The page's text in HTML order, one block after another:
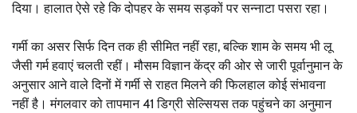
दिया। हालात ऐसे रहे कि दोपहर के समय सड़कों पर सन्नाटा पसरा रहा।
गर्मी का असर सिर्फ दिन तक ही सीमित नहीं रहा, बल्कि शाम के समय भी लू
जैसी गर्म हवाएं चलती रहीं। मौसम विज्ञान केंद्र की ओर से जारी पूर्वानुमान के
अनुसार आने वाले दिनों में गर्मी से राहत मिलने की फिलहाल कोई संभावना
नहीं है। मंगलवार को तापमान 41 डिग्री सेल्सियस तक पहुंचने का अनुमान